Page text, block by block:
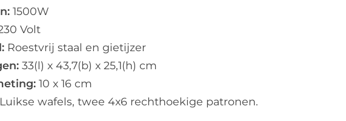
1500W
Volt
Roestvrij staal en gietijzer
33(l) x 43,7(b) x 25,1(h) cm
10 x 16 cm
wafels, twee 4x6 rechthoekige patronen.